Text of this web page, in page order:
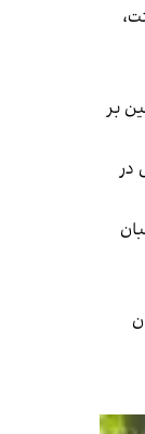
بر
و سپس در